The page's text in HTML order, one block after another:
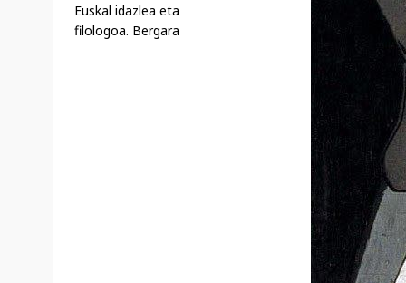
Euskal idazlea eta
filologoa. Bergara